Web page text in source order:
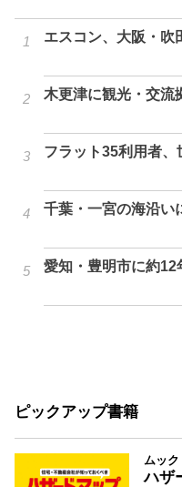
エスコン、大阪・吹
木更津に観光・交流
フラット35利用者、
千葉・一宮の海沿い
愛知・豊明市に約12
ピックアップ書籍
ムック
ハザ